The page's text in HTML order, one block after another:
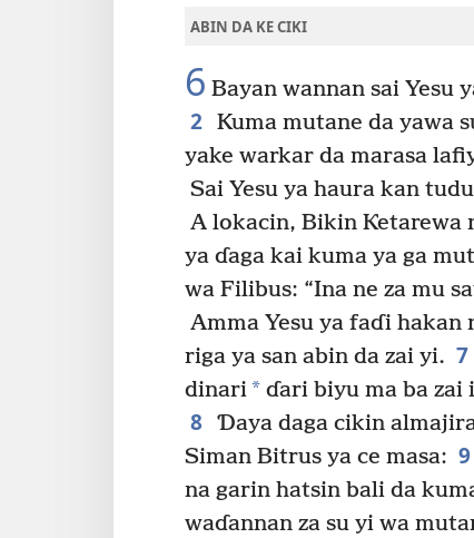
ABIN DA KE CIKI
6 Bayan wannan sai Yesu
2 Kuma mutane da yawa
yake warkar da marasa
Sai Yesu ya haura kan
A lokacin, Bikin Ƙetarewa
ya ɗaga kai kuma ya ga
wa Filibus: “Ina ne za mu
Amma Yesu ya faɗi hakan
riga ya san abin da zai yi. 7
dinari* ɗari biyu ma ba zai
8 Ɗaya daga cikin
Siman Bitrus ya ce masa: 9
na garin hatsin bali da
waɗannan za su yi wa